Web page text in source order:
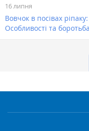
16 липня
Вовчок в посівах
Особливості та боротьба